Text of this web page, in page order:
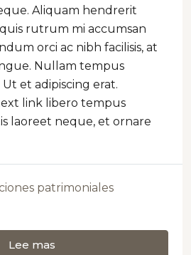
Aliquam hendrerit
rutrum mi accumsan
orci ac nibh facilisis, at
Nullam tempus
et adipiscing erat.
link libero tempus
laoreet neque, et ornare
patrimoniales
Lee mas